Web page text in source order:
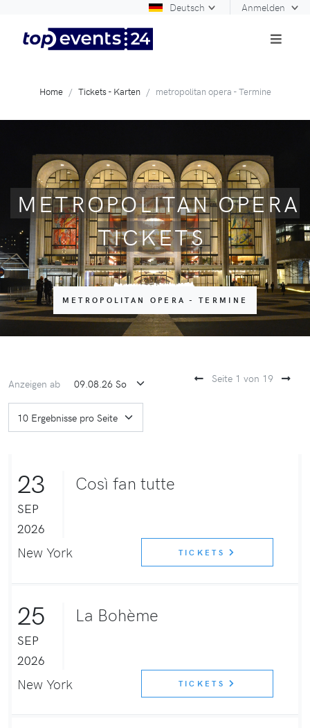
Deutsch Anmelden
Home Tickets - Karten metropolitan opera - Termine
METROPOLITAN OPERA
TICKETS
METROPOLITAN OPERA - TERMINE
Anzeigen ab Seite 1 von 19
23
SEP
2026
Così fan tutte
New York TICKETS
25
SEP
2026
La Bohème
New York TICKETS